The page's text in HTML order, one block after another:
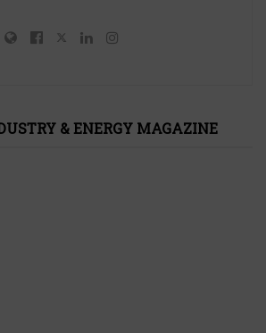
& ENERGY MAGAZINE